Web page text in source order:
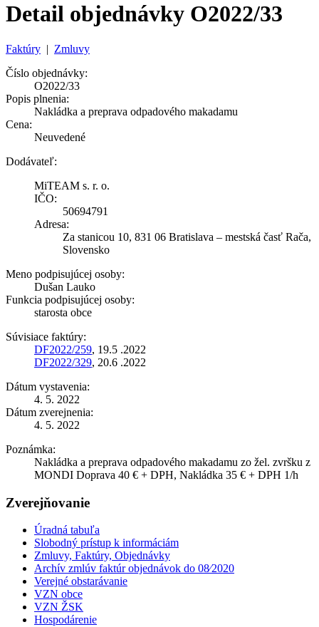
Detail objednávky O2022/33
Faktúry | Zmluvy
Číslo objednávky:
O2022/33
Popis plnenia:
Nakládka a preprava odpadového makadamu
Cena:
Neuvedené
Dodávateľ:
MiTEAM s. r. o.
IČO:
50694791
Adresa:
Za stanicou 10, 831 06 Bratislava – mestská časť Rača,
Slovensko
Meno podpisujúcej osoby:
Dušan Lauko
Funkcia podpisujúcej osoby:
starosta obce
Súvisiace faktúry:
DF2022/259, 19.5 .2022
DF2022/329, 20.6 .2022
Dátum vystavenia:
4. 5. 2022
Dátum zverejnenia:
4. 5. 2022
Poznámka:
Nakládka a preprava odpadového makadamu zo žel. zvršku z
MONDI Doprava 40 € + DPH, Nakládka 35 € + DPH 1/h
Zverejňovanie
Úradná tabuľa
Slobodný prístup k informáciám
Zmluvy, Faktúry, Objednávky
Archív zmlúv faktúr objednávok do 08⁄2020
Verejné obstarávanie
VZN obce
VZN ŽSK
Hospodárenie